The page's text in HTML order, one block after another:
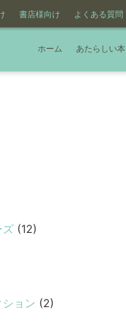
書店様向け よくある質問
ホーム あたらしい本
ズ (12)
ョン (2)